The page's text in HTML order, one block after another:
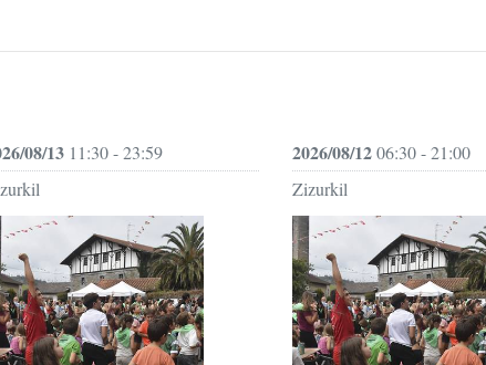
08/13 11:30 - 23:59
2026/08/1206:30 - 21:00
Zizurkil